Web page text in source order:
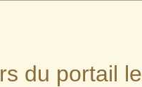
du portail